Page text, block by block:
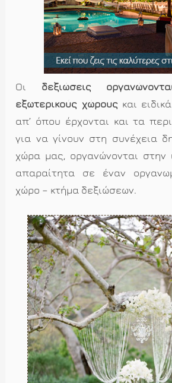
Οι δεξιώσεις
εξωτερικούς χώρουςκαι
απ’ όπου έρχονται και τα
για να γίνουν στη συνέχεια
χώρα μας, οργανώνονται στην
απαραίτητα σε έναν
χώρο – κτήμα δεξιώσεων.